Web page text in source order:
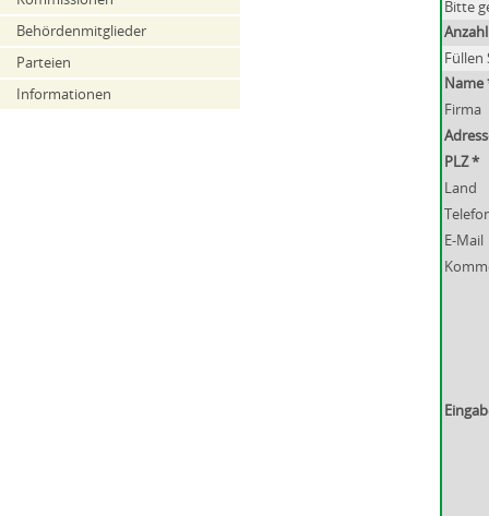
Behördenmitglieder
Parteien
Informationen
Bitte
Füllen
Name
Firma
PLZ *
Land
E-Mail